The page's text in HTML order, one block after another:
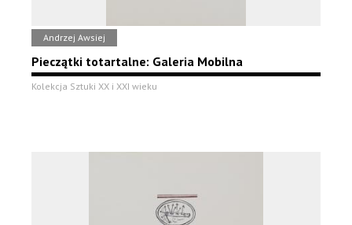
Andrzej Awsiej
Pieczątki totartalne: Galeria Mobilna
Kolekcja Sztuki XX i XXI wieku